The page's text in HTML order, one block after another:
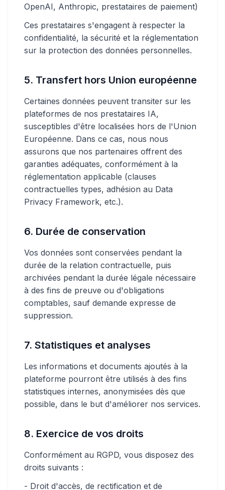
OpenAI, Anthropic, prestataires de paiement)
Ces prestataires s'engagent à respecter la
confidentialité, la sécurité et la réglementation
sur la protection des données personnelles.
5. Transfert hors Union européenne
Certaines données peuvent transiter sur les
plateformes de nos prestataires IA,
susceptibles d'être localisées hors de l'Union
Européenne. Dans ce cas, nous nous
assurons que nos partenaires offrent des
garanties adéquates, conformément à la
réglementation applicable (clauses
contractuelles types, adhésion au Data
Privacy Framework, etc.).
6. Durée de conservation
Vos données sont conservées pendant la
durée de la relation contractuelle, puis
archivées pendant la durée légale nécessaire
à des fins de preuve ou d'obligations
comptables, sauf demande expresse de
suppression.
7. Statistiques et analyses
Les informations et documents ajoutés à la
plateforme pourront être utilisés à des fins
statistiques internes, anonymisées dès que
possible, dans le but d'améliorer nos services.
8. Exercice de vos droits
Conformément au RGPD, vous disposez des
droits suivants :
- Droit d'accès, de rectification et de